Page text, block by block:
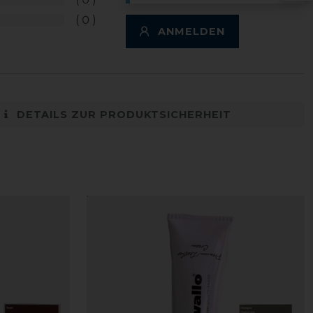
0
ANMELDEN
DETAILS ZUR PRODUKTSICHERHEIT